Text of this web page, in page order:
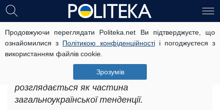
Продовжуючи переглядати Politeka.net Ви підтверджуєте, що
ознайомилися з Політикою конфіденційностіі погоджуєтеся з
використанням файлів cookie.
Зрозумів
Подорожчання продуктів в Одесі:
яких сюрпризів очікувати у
майбутньому
Подорожчання продуктів в Одесі
розглядається як частина
загальноукраїнської тенденції.